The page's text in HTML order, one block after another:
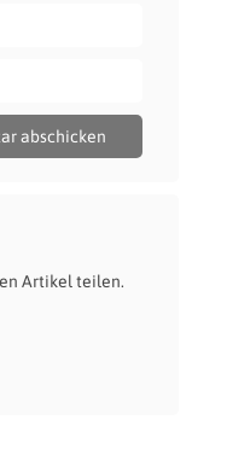
Artikel teilen.